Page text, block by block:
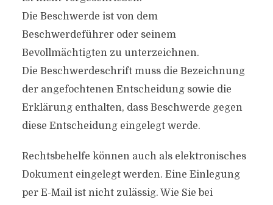
Die Beschwerde ist von dem
Beschwerdeführer oder seinem
Bevollmächtigten zu unterzeichnen.
Die Beschwerdeschrift muss die Bezeichnung
der angefochtenen Entscheidung sowie die
Erklärung enthalten, dass Beschwerde gegen
diese Entscheidung eingelegt werde.
Rechtsbehelfe können auch als elektronisches
Dokument eingelegt werden. Eine Einlegung
per E-Mail ist nicht zulässig. Wie Sie bei